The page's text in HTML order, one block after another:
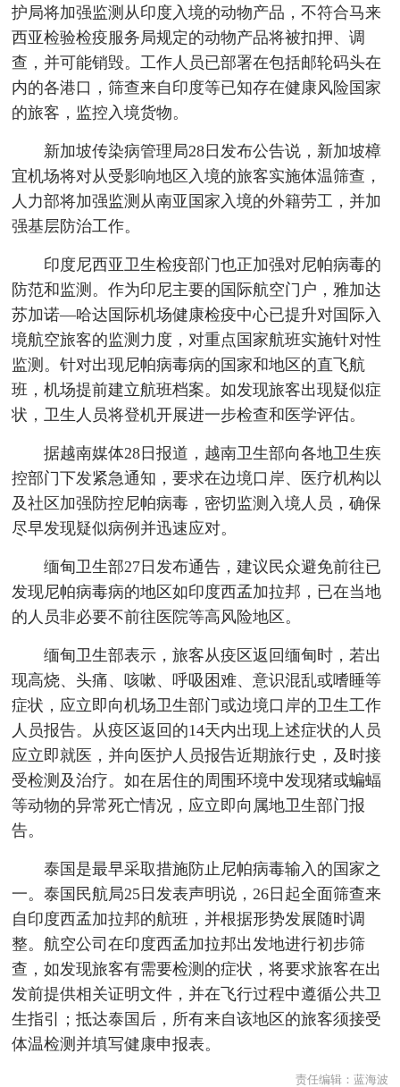
护局将加强监测从印度入境的动物产品，不符合马来
西亚检验检疫服务局规定的动物产品将被扣押、调
查，并可能销毁。工作人员已部署在包括邮轮码头在
内的各港口，筛查来自印度等已知存在健康风险国家
的旅客，监控入境货物。
新加坡传染病管理局28日发布公告说，新加坡樟
宜机场将对从受影响地区入境的旅客实施体温筛查，
人力部将加强监测从南亚国家入境的外籍劳工，并加
强基层防治工作。
印度尼西亚卫生检疫部门也正加强对尼帕病毒的
防范和监测。作为印尼主要的国际航空门户，雅加达
苏加诺—哈达国际机场健康检疫中心已提升对国际入
境航空旅客的监测力度，对重点国家航班实施针对性
监测。针对出现尼帕病毒病的国家和地区的直飞航
班，机场提前建立航班档案。如发现旅客出现疑似症
状，卫生人员将登机开展进一步检查和医学评估。
据越南媒体28日报道，越南卫生部向各地卫生疾
控部门下发紧急通知，要求在边境口岸、医疗机构以
及社区加强防控尼帕病毒，密切监测入境人员，确保
尽早发现疑似病例并迅速应对。
缅甸卫生部27日发布通告，建议民众避免前往已
发现尼帕病毒病的地区如印度西孟加拉邦，已在当地
的人员非必要不前往医院等高风险地区。
缅甸卫生部表示，旅客从疫区返回缅甸时，若出
现高烧、头痛、咳嗽、呼吸困难、意识混乱或嗜睡等
症状，应立即向机场卫生部门或边境口岸的卫生工作
人员报告。从疫区返回的14天内出现上述症状的人员
应立即就医，并向医护人员报告近期旅行史，及时接
受检测及治疗。如在居住的周围环境中发现猪或蝙蝠
等动物的异常死亡情况，应立即向属地卫生部门报
告。
泰国是最早采取措施防止尼帕病毒输入的国家之
一。泰国民航局25日发表声明说，26日起全面筛查来
自印度西孟加拉邦的航班，并根据形势发展随时调
整。航空公司在印度西孟加拉邦出发地进行初步筛
查，如发现旅客有需要检测的症状，将要求旅客在出
发前提供相关证明文件，并在飞行过程中遵循公共卫
生指引；抵达泰国后，所有来自该地区的旅客须接受
体温检测并填写健康申报表。
责任编辑： 蓝海波